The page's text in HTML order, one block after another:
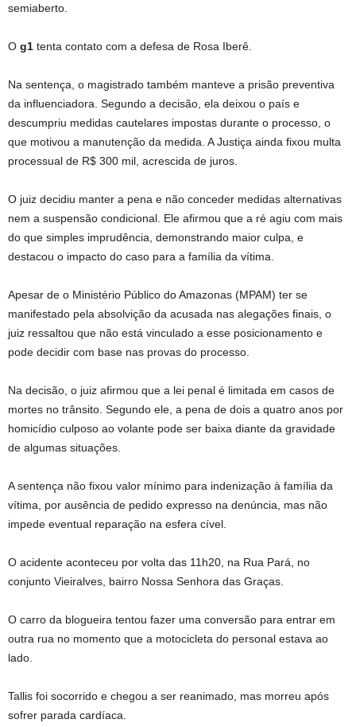
semiaberto.
O g1 tenta contato com a defesa de Rosa Iberê.
Na sentença, o magistrado também manteve a prisão preventiva
da influenciadora. Segundo a decisão, ela deixou o país e
descumpriu medidas cautelares impostas durante o processo, o
que motivou a manutenção da medida. A Justiça ainda fixou multa
processual de R$ 300 mil, acrescida de juros.
O juiz decidiu manter a pena e não conceder medidas alternativas
nem a suspensão condicional. Ele afirmou que a ré agiu com mais
do que simples imprudência, demonstrando maior culpa, e
destacou o impacto do caso para a família da vítima.
Apesar de o Ministério Público do Amazonas (MPAM) ter se
manifestado pela absolvição da acusada nas alegações finais, o
juiz ressaltou que não está vinculado a esse posicionamento e
pode decidir com base nas provas do processo.
Na decisão, o juiz afirmou que a lei penal é limitada em casos de
mortes no trânsito. Segundo ele, a pena de dois a quatro anos por
homicídio culposo ao volante pode ser baixa diante da gravidade
de algumas situações.
A sentença não fixou valor mínimo para indenização à família da
vítima, por ausência de pedido expresso na denúncia, mas não
impede eventual reparação na esfera cível.
O acidente aconteceu por volta das 11h20, na Rua Pará, no
conjunto Vieiralves, bairro Nossa Senhora das Graças.
O carro da blogueira tentou fazer uma conversão para entrar em
outra rua no momento que a motocicleta do personal estava ao
lado.
Tallis foi socorrido e chegou a ser reanimado, mas morreu após
sofrer parada cardíaca.